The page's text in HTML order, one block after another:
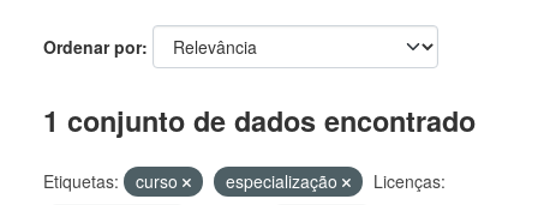
Ordenar por
1 conjunto de dados encontrado
Etiquetas: curso especialização
Licenças: